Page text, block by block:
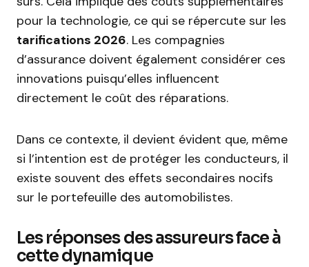
pour la technologie, ce qui se répercute sur les
tarifications 2026. Les compagnies
d’assurance doivent également considérer ces
innovations puisqu’elles influencent
directement le coût des réparations.
Dans ce contexte, il devient évident que, même
si l’intention est de protéger les conducteurs, il
existe souvent des effets secondaires nocifs
sur le portefeuille des automobilistes.
Les réponses des assureurs face à
cette dynamique